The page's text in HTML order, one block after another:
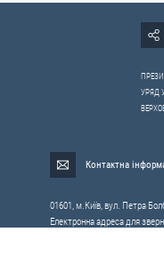
УРЯД
Контактна
01601, м.Київ, вул. Петра
Електронна адреса для